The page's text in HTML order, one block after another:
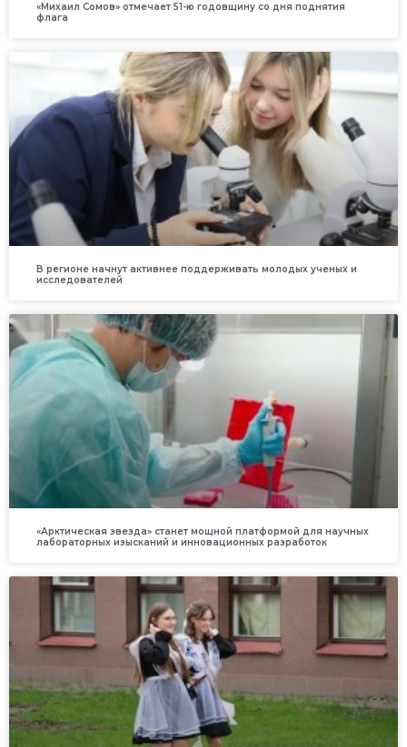
«Михаил Сомов» отмечает 51-ю годовщину со дня поднятия
флага
В регионе начнут активнее поддерживать молодых ученых и
исследователей
«Арктическая звезда» станет мощной платформой для научных
лабораторных изысканий и инновационных разработок